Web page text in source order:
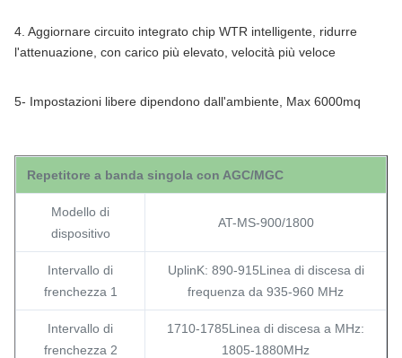
4. Aggiornare circuito integrato chip WTR intelligente, ridurre
l'attenuazione, con carico più elevato, velocità più veloce
5- Impostazioni libere dipendono dall'ambiente, Max 6000mq
Repetitore a banda singola con AGC/MGC
Modello di
dispositivo
AT-MS-900/1800
Intervallo di
frenchezza 1
UplinK: 890-915Linea di discesa di
frequenza da 935-960 MHz
Intervallo di
frenchezza 2
1710-1785Linea di discesa a MHz:
1805-1880MHz